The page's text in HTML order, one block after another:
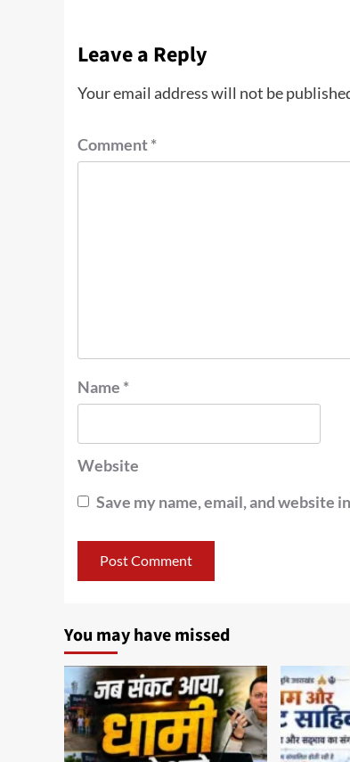
Leave a Reply
Your email address will not be
Comment*
Name *
Website
Save my name, email, and website
You may have missed